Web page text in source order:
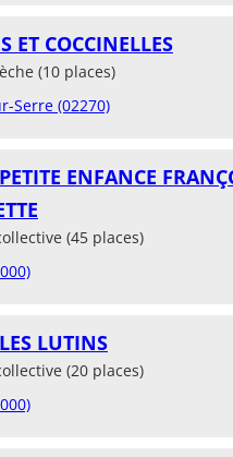
ET COCCINELLES
(10 places)
Serre (02270)
ENFANCE
(45 places)
LUTINS
(20 places)